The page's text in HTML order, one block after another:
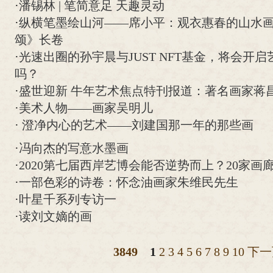
·潘锡林 | 笔简意足 天趣灵动
·纵横笔墨绘山河——席小平：观衣惠春的山水
颂》长卷
·光速出圈的孙宇晨与JUST NFT基金，将会开启
吗？
·盛世迎新 牛年艺术焦点特刊报道：著名画家蒋
·美术人物——画家吴明儿
· 澄净内心的艺术——刘建国那一年的那些画
·冯向杰的写意水墨画
·2020第七届西岸艺博会能否逆势而上？20家画
·一部色彩的诗卷：怀念油画家朱维民先生
·叶星千系列专访一
·读刘文嫡的画
3849 1 2 3 4 5 6 7 8 9 10 下